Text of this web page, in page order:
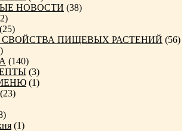
НОВОСТИ (38)
(25)
СВОЙСТВА ПИЩЕВЫХ РАСТЕНИЙ (56)
(140)
(3)
(1)
(23)
(1)